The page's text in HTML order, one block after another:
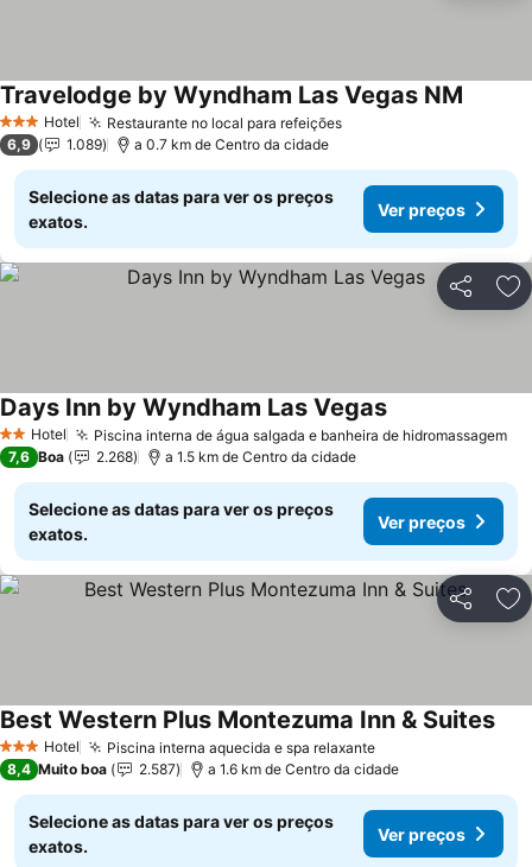
3 EstrelasHotel Restaurante no local para refeiçõesVer preços
Travelodge by Wyndham Las Vegas NM
6,9 1.089 a 0.7 km de Centro da cidade
Selecione as datas para ver os preços
exatos.
Ver preços
Partilhar
2 Estrelas
Hotel Piscina interna de água salgada e banheira de hidromassagem
Days Inn by Wyndham Las VegasVer preços
7,6 Boa 2.268 a 1.5 km de Centro da cidade
Selecione as datas para ver os preços
exatos.
Ver preços
Partilhar
3 EstrelasHotel Piscina interna aquecida e spa relaxanteVer preços
Best Western Plus Montezuma Inn & SuitesVer
8,4 Muito boa 2.587 a 1.6 km de Centro da cidade
Selecione as datas para ver os preços
exatos.
Ver preços